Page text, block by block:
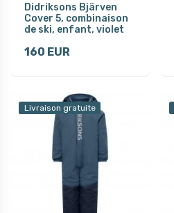
Didriksons Bjärven
Cover 5, combinaison
de ski, enfant, violet
160 EUR
Livraison gratuite